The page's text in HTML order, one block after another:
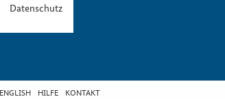
Datenschutz
ENGLISH HILFE KONTAKT